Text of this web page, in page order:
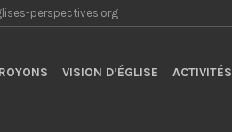
perspectives.org
VISION D’ÉGLISE ACTIVITÉS